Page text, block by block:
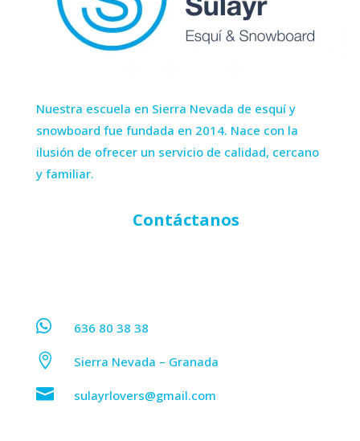
Nuestra escuela en Sierra Nevada de esquí y
snowboard fue fundada en 2014. Nace con la
ilusión de ofrecer un servicio de calidad, cercano
y familiar.
Contáctanos
 636 80 38 38
 Sierra Nevada – Granada
 sulayrlovers@gmail.com